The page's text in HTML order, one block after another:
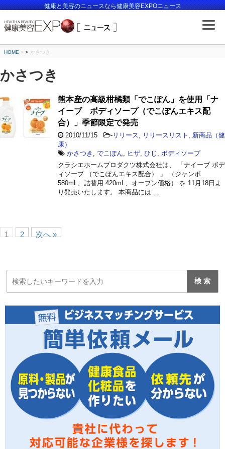
健康と美容のニュースなら健康美容EXPOニュース
HOME > かさつき
かさつき
熊本産の高級柑橘類「でこぽん」を使用「ナ
イーブ ボディソープ（でこぽんエキス配
合）」季節限定で発売
2010/11/15 - リリース リリースリスト
新商品（健
康）
かさつき
でこぽん ヒザ ひじ
ボディソープ
クラシエホームプロダクツ株式会社は、 「ナイーブ ボデ
ィソープ （でこぽんエキス配合） 」 （ジャンボ
580mL、詰替用 420mL、オープン価格） を 11月18日よ
り発売いたします。 本商品には …
1 2 次へ »